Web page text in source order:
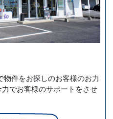
件をお探しのお客様のお力
でお客様のサポートをさせ